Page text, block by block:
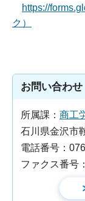
https://
ク）
お問い合わせ
所属課： 商工
石川県金沢市
電話番号：
ファクス番号